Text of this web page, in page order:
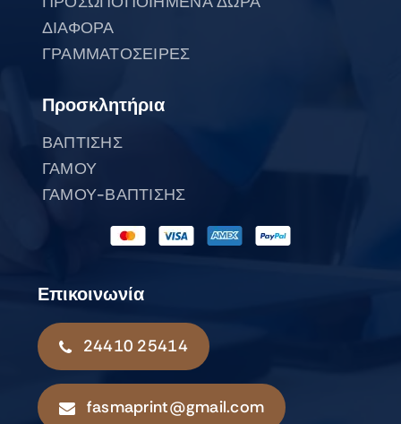
ΔΙΑΦΟΡΑ
ΓΡΑΜΜΑΤΟΣΕΙΡΕΣ
Προσκλητήρια
ΒΑΠΤΙΣΗΣ
ΓΑΜΟΥ
ΓΑΜΟΥ-ΒΑΠΤΙΣΗΣ
Επικοινωνία
24410 25414
fasmaprint@gmail.com